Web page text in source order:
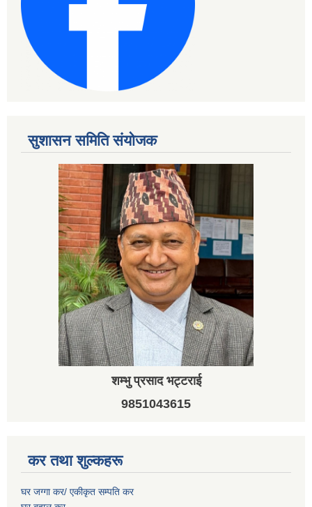
सुशासन समिति संयोजक
शम्भु प्रसाद भट्टराई
9851043615
कर तथा शुल्कहरू
घर जग्गा कर/ एकीकृत सम्पति कर